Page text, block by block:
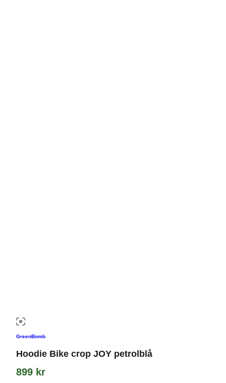
GreenBomb
Hoodie Bike crop JOY petrolblå
899 kr